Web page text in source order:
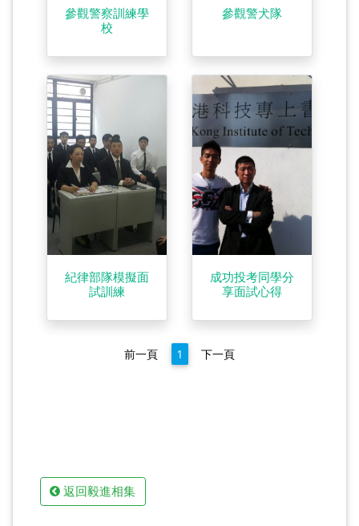
參觀警察訓練學
校
參觀警犬隊
紀律部隊模擬面
試訓練
成功投考同學分
享面試心得
前一頁 1 下一頁
返回毅進相集